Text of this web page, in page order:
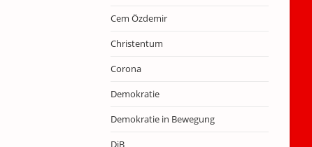
Cem Özdemir
Christentum
Corona
Demokratie
Demokratie in Bewegung
DiB